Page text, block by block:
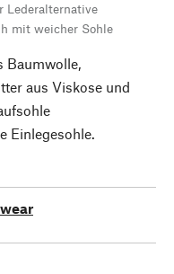
Lederalternative
mit weicher Sohle
Baumwolle,
aus Viskose und
Einlegesohle.